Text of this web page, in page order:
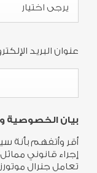
يرجى اختيار
عنوان البريد
بيان الخصوصية
أقر وأتفهم بأنة
إجراء قانوني
تعامل جنرال